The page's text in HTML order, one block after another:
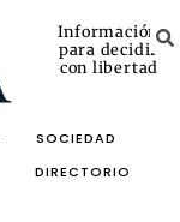
Información
para decidir
con libertad
SOCIEDAD
DIRECTORIO